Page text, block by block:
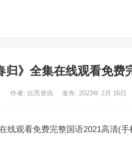
归》全集在线观看免
作者: 比亮资讯 发布: 2023年 2月 16日
线观看免费完整国语2021高清(手